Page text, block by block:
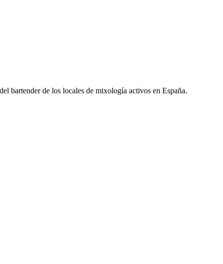
bartender de los locales de mixología activos en España.